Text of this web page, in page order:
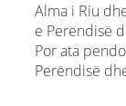
Alma i Riu
e Perëndisë
Por ata
Perëndisë